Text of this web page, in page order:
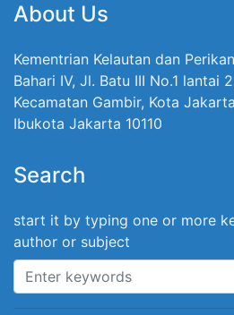
About Us
Kementrian Kelautan dan
Bahari IV, Jl. Batu III No.1 lantai
Kecamatan Gambir, Kota
Ibukota Jakarta 10110
Search
start it by typing one or more
author or subject